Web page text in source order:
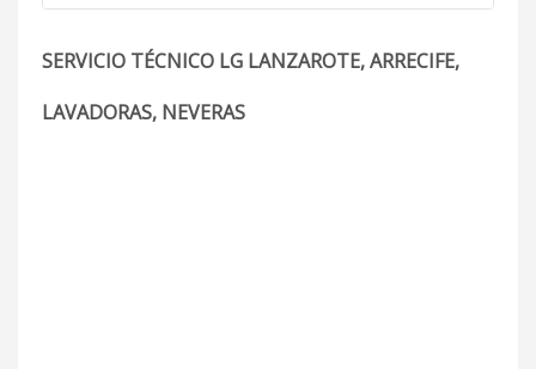
SERVICIO TÉCNICO LG LANZAROTE, ARRECIFE,
LAVADORAS, NEVERAS